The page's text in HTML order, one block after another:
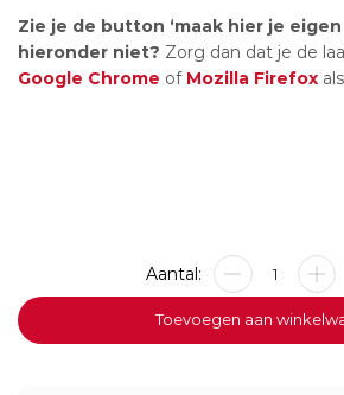
Zie je de button ‘maak hier je
hieronder niet? Zorg dan dat je de
Google Chrome of Mozilla Firefox
Metalen
bord
-
Toevoegen aan